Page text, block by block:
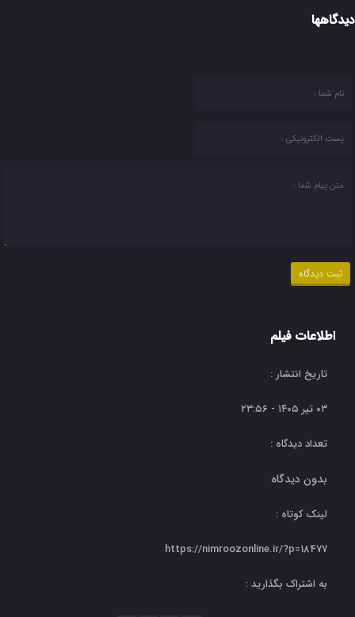
دیدگاهها
اطلاعات فیلم
تاریخ انتشار :
۰۳ تیر ۱۴۰۵ - ۲۳:۵۶
تعداد دیدگاه :
بدون دیدگاه
لینک کوتاه :
https://nimroozonline.ir/?p=18477
به اشتراک بگذارید :